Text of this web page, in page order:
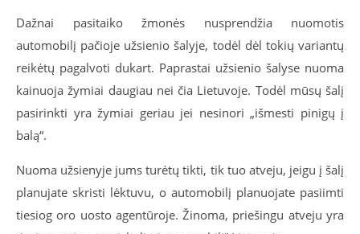
Dažnai pasitaiko žmonės nusprendžia nuomotis
automobilį pačioje užsienio šalyje, todėl dėl tokių variantų
reikėtų pagalvoti dukart. Paprastai užsienio šalyse nuoma
kainuoja žymiai daugiau nei čia Lietuvoje. Todėl mūsų šalį
pasirinkti yra žymiai geriau jei nesinori „išmesti pinigų į
balą“.
Nuoma užsienyje jums turėtų tikti, tik tuo atveju, jeigu į šalį
planujate skristi lėktuvu, o automobilį planuojate pasiimti
tiesiog oro uosto agentūroje. Žinoma, priešingu atveju yra